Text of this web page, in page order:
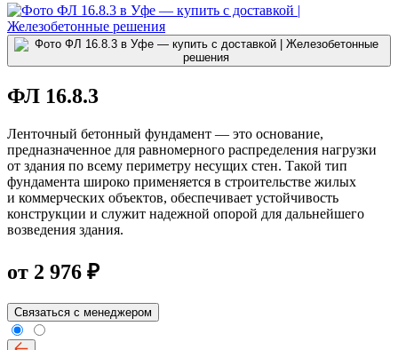
ФЛ 16.8.3
Ленточный бетонный фундамент — это основание,
предназначенное для равномерного распределения нагрузки
от здания по всему периметру несущих стен. Такой тип
фундамента широко применяется в строительстве жилых
и коммерческих объектов, обеспечивает устойчивость
конструкции и служит надежной опорой для дальнейшего
возведения здания.
от 2 976 ₽
Связаться с менеджером